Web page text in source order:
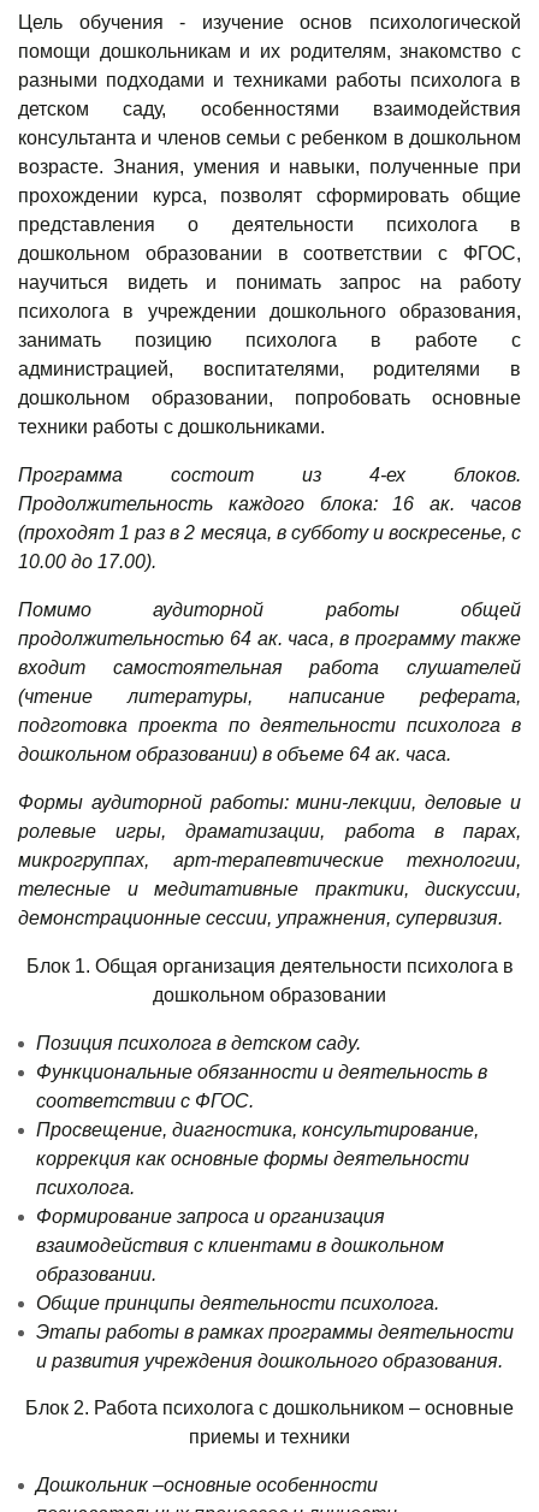
Цель обучения - изучение основ психологической
помощи дошкольникам и их родителям, знакомство с
разными подходами и техниками работы психолога в
детском саду, особенностями взаимодействия
консультанта и членов семьи с ребенком в дошкольном
возрасте. Знания, умения и навыки, полученные при
прохождении курса, позволят сформировать общие
представления о деятельности психолога в
дошкольном образовании в соответствии с ФГОС,
научиться видеть и понимать запрос на работу
психолога в учреждении дошкольного образования,
занимать позицию психолога в работе с
администрацией, воспитателями, родителями в
дошкольном образовании, попробовать основные
техники работы с дошкольниками.
Программа состоит из 4-ех блоков.
Продолжительность каждого блока: 16 ак. часов
(проходят 1 раз в 2 месяца, в субботу и воскресенье, с
10.00 до 17.00).
Помимо аудиторной работы общей
продолжительностью 64 ак. часа, в программу также
входит самостоятельная работа слушателей
(чтение литературы, написание реферата,
подготовка проекта по деятельности психолога в
дошкольном образовании) в объеме 64 ак. часа.
Формы аудиторной работы: мини-лекции, деловые и
ролевые игры, драматизации, работа в парах,
микрогруппах, арт-терапевтические технологии,
телесные и медитативные практики, дискуссии,
демонстрационные сессии, упражнения, супервизия.
Блок 1. Общая организация деятельности психолога в
дошкольном образовании
Позиция психолога в детском саду.
Функциональные обязанности и деятельность в
соответствии с ФГОС.
Просвещение, диагностика, консультирование,
коррекция как основные формы деятельности
психолога.
Формирование запроса и организация
взаимодействия с клиентами в дошкольном
образовании.
Общие принципы деятельности психолога.
Этапы работы в рамках программы деятельности
и развития учреждения дошкольного образования.
Блок 2. Работа психолога с дошкольником – основные
приемы и техники
Дошкольник –основные особенности